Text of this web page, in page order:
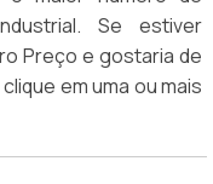
Se estiver
Preço e gostaria de
em uma ou mais